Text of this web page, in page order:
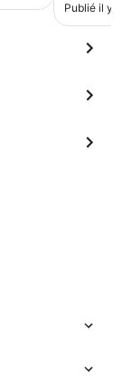
bémol
dans les
Publié il y